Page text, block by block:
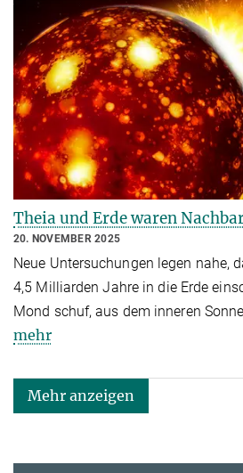
Theia und Erde waren
20. NOVEMBER 2025
Neue Untersuchungen legen nahe,
4,5 Milliarden Jahre in die Erde
Mond schuf, aus dem inneren
mehr
Mehr anzeigen